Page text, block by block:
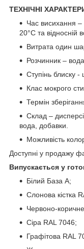
ТЕХНІЧНІ
Час висихання –
20°С та відносній
Витрата один
Розчинник –
Ступінь блиску
Клас мокрого
Термін
Склад –
вода, добавки.
Можливість
Доступні у продажу
Випускається у
Білий База А;
Слонова кістка
Червоно-
Сіра RAL 7046;
Графітова RAL